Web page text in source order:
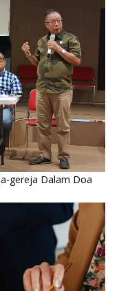
gereja Dalam Doa